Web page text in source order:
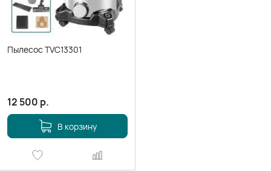
Пылесос TVC13301
12 500 р.
В корзину